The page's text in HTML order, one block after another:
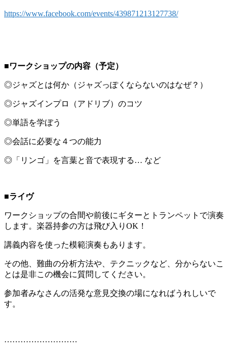
https://www.facebook.com/events/439871213127738/
■ワークショップの内容（予定）
◎ジャズとは何か（ジャズっぽくならないのはなぜ？）
◎ジャズインプロ（アドリブ）のコツ
◎単語を学ぼう
◎会話に必要な４つの能力
◎「リンゴ」を言葉と音で表現する… など
■ライヴ
ワークショップの合間や前後にギターとトランペットで演奏
します。楽器持参の方は飛び入りOK！
講義内容を使った模範演奏もあります。
その他、難曲の分析方法や、テクニックなど、分からないこ
とは是非この機会に質問してください。
参加者みなさんの活発な意見交換の場になればうれしいで
す。
………………………